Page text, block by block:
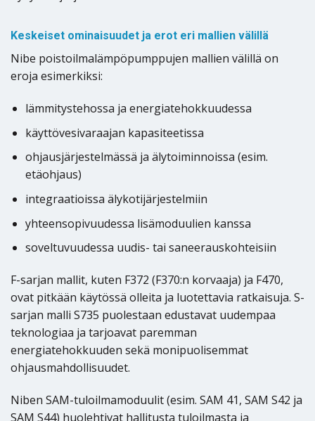
Keskeiset ominaisuudet ja erot eri mallien välillä
Nibe poistoilmalämpöpumppujen mallien välillä on
eroja esimerkiksi:
lämmitystehossa ja energiatehokkuudessa
käyttövesivaraajan kapasiteetissa
ohjausjärjestelmässä ja älytoiminnoissa (esim.
etäohjaus)
integraatioissa älykotijärjestelmiin
yhteensopivuudessa lisämoduulien kanssa
soveltuvuudessa uudis- tai saneerauskohteisiin
F-sarjan mallit, kuten F372 (F370:n korvaaja) ja F470,
ovat pitkään käytössä olleita ja luotettavia ratkaisuja. S-
sarjan malli S735 puolestaan edustavat uudempaa
teknologiaa ja tarjoavat paremman
energiatehokkuuden sekä monipuolisemmat
ohjausmahdollisuudet.
Niben SAM-tuloilmamoduulit (esim. SAM 41, SAM S42 ja
SAM S44) huolehtivat hallitusta tuloilmasta ja